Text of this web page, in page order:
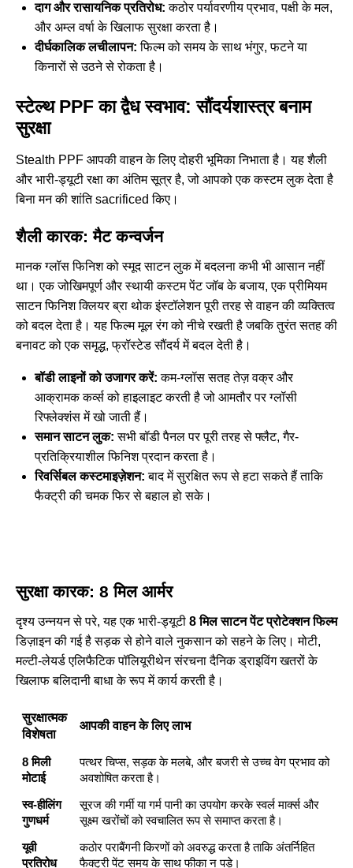
दाग और रासायनिक प्रतिरोध: कठोर पर्यावरणीय प्रभाव, पक्षी के मल,
और अम्ल वर्षा के खिलाफ सुरक्षा करता है।
दीर्घकालिक लचीलापन: फिल्म को समय के साथ भंगुर, फटने या
किनारों से उठने से रोकता है।
स्टेल्थ PPF का द्वैध स्वभाव: सौंदर्यशास्त्र बनाम
सुरक्षा
Stealth PPF आपकी वाहन के लिए दोहरी भूमिका निभाता है। यह शैली
और भारी-ड्यूटी रक्षा का अंतिम सूत्र है, जो आपको एक कस्टम लुक देता है
बिना मन की शांति sacrificed किए।
शैली कारक: मैट कन्वर्जन
मानक ग्लॉस फिनिश को स्मूद साटन लुक में बदलना कभी भी आसान नहीं
था। एक जोखिमपूर्ण और स्थायी कस्टम पेंट जॉब के बजाय, एक प्रीमियम
साटन फिनिश क्लियर ब्रा थोकइंस्टॉलेशन पूरी तरह से वाहन की व्यक्तित्व
को बदल देता है। यह फिल्म मूल रंग को नीचे रखती है जबकि तुरंत सतह की
बनावट को एक समृद्ध, फ्रॉस्टेड सौंदर्य में बदल देती है।
बॉडी लाइनों को उजागर करें: कम-ग्लॉस सतह तेज़ वक्र और
आक्रामक कर्व्स को हाइलाइट करती है जो आमतौर पर ग्लॉसी
रिफ्लेक्शंस में खो जाती हैं।
समान साटन लुक: सभी बॉडी पैनल पर पूरी तरह से फ्लैट, गैर-
प्रतिक्रियाशील फिनिश प्रदान करता है।
रिवर्सिबल कस्टमाइज़ेशन: बाद में सुरक्षित रूप से हटा सकते हैं ताकि
फैक्ट्री की चमक फिर से बहाल हो सके।
सुरक्षा कारक: 8 मिल आर्मर
दृश्य उन्नयन से परे, यह एक भारी-ड्यूटी 8 मिल साटन पेंट प्रोटेक्शन फिल्म
डिज़ाइन की गई है सड़क से होने वाले नुकसान को सहने के लिए। मोटी,
मल्टी-लेयर्ड एलिफैटिक पॉलियूरीथेन संरचना दैनिक ड्राइविंग खतरों के
खिलाफ बलिदानी बाधा के रूप में कार्य करती है।
सुरक्षात्मक
विशेषता
आपकी वाहन के लिए लाभ
8 मिली
मोटाई
पत्थर चिप्स, सड़क के मलबे, और बजरी से उच्च वेग प्रभाव को
अवशोषित करता है।
स्व-हीलिंग
गुणधर्म
सूरज की गर्मी या गर्म पानी का उपयोग करके स्वर्ल मार्क्स और
सूक्ष्म खरोंचों को स्वचालित रूप से समाप्त करता है।
यूवी
प्रतिरोध
कठोर पराबैंगनी किरणों को अवरुद्ध करता है ताकि अंतर्निहित
फैक्ट्री पेंट समय के साथ फीका न पड़े।